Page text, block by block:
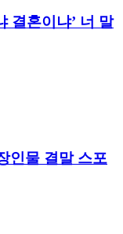
결혼이냐’ 너 말
인물 결말 스포